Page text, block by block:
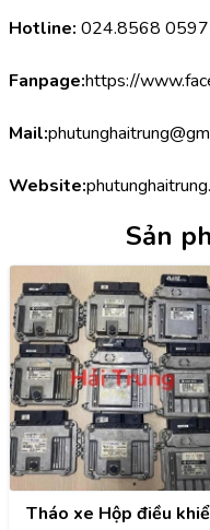
Hotline: 024.8568
Fanpage:https://
Mail:
Website:
Sản
Tháo xe Hộp điều